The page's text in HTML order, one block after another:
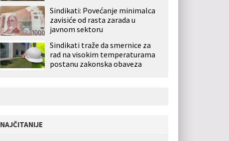
Sindikati: Povećanje minimalca
zavisiće od rasta zarada u
javnom sektoru
Sindikati traže da smernice za
rad na visokim temperaturama
postanu zakonska obaveza
NAJČITANIJE